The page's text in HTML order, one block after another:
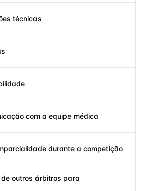
técnicas
com a equipe médica
durante a competição
outros árbitros para